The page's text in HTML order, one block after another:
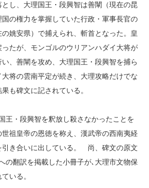
し、大理国王・段興智は善闡（現在の昆
の権力を掌握していた行政・軍事長官の
姚安県）で捕えられ、斬首となった。皇
たが、モンゴルのウリアンハダイ大将が
、善闡を攻め、大理国王・段興智を捕ら
将の雲南平定が続き、大理攻略だけでな
も碑文に記されている。
王・段興智を釈放し殺さなかったことを
祖皇帝の恩徳を称え、漢武帝の西南夷経
引き合いに出している。 尚、碑文の原文
の翻訳を掲載した小冊子が､大理市文物保
いる。